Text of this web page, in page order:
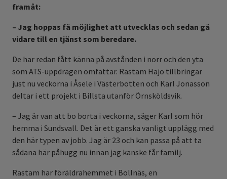
framåt:
– Jag hoppas få möjlighet att utvecklas och sedan gå
vidare till en tjänst som beredare.
De har redan fått känna på avstånden i norr och den yta
som ATS-uppdragen omfattar. Rastam Hajo tillbringar
just nu veckorna i Åsele i Västerbotten och Karl Jonasson
deltar i ett projekt i Billsta utanför Örnsköldsvik.
– Jag är van att bo borta i veckorna, säger Karl som hör
hemma i Sundsvall. Det är ett ganska vanligt upplägg med
den här typen av jobb. Jag är 23 och kan passa på att ta
sådana här påhugg nu innan jag kanske får familj.
Rastam har föräldrahemmet i Bollnäs, en